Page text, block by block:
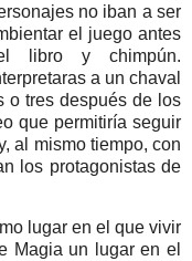
no iban a ser
el juego antes
libro y chimpún.
a un chaval
o tres después de los
que permitiría seguir
al mismo tiempo, con
los protagonistas de
lugar en el que vivir
Magia un lugar en el